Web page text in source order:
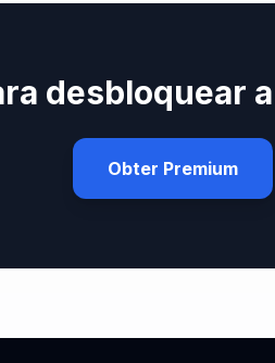
desbloquear
Obter Premium